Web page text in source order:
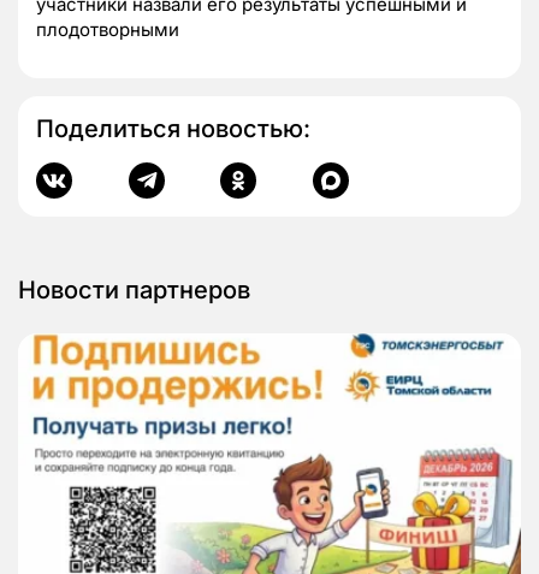
участники назвали его результаты успешными и
плодотворными
Поделиться новостью:
Новости партнеров